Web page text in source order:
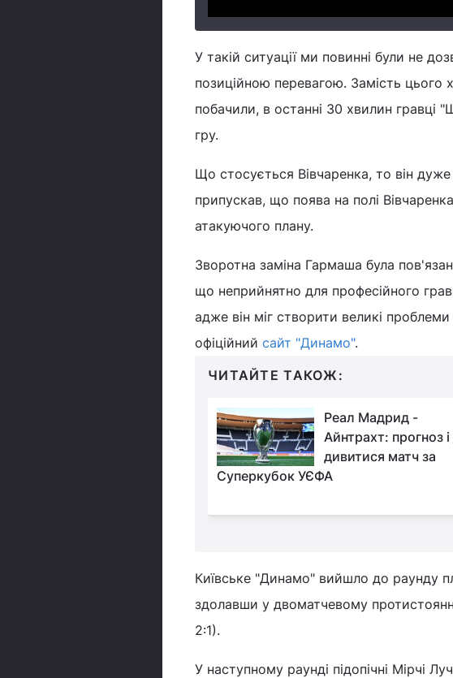
У такій ситуації ми повинні були не
позиційною перевагою. Замість цього
побачили, в останні 30 хвилин
гру.
Що стосується Вівчаренка, то він дуже
припускав, що поява на полі
атакуючого плану.
Зворотна заміна Гармаша була
що неприйнятно для професійного
адже він міг створити великі
офіційний сайт "Динамо".
ЧИТАЙТЕ ТАКОЖ:
Реал Мадрид -
Айнтрахт: прогноз
дивитися матч за
Суперкубок УЄФА
Київське "Динамо" вийшло до раунду
здолавши у двоматчевому
2:1).
У наступному раунді підопічні Мірчі